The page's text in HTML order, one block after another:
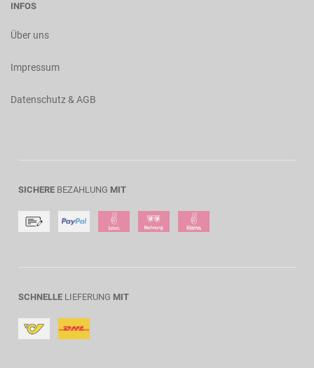
INFOS
Über uns
Impressum
Datenschutz & AGB
SICHERE BEZAHLUNG MIT
SCHNELLE LIEFERUNG MIT